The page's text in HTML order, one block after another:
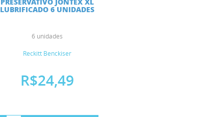
LUBRIFICADO 6 UNIDADES
6 unidades
Reckitt Benckiser
R$24,49